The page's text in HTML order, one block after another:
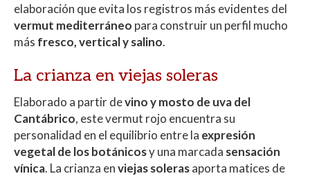
elaboración que evita los registros más evidentes del
vermut mediterráneo para construir un perfil mucho
más fresco, vertical y salino.
La crianza en viejas soleras
Elaborado a partir devino y mosto de uva del
Cantábrico, este vermut rojo encuentra su
personalidad en el equilibrio entre la expresión
vegetal de los botánicosy una marcada sensación
vínica. La crianza enviejas solerasaporta matices de